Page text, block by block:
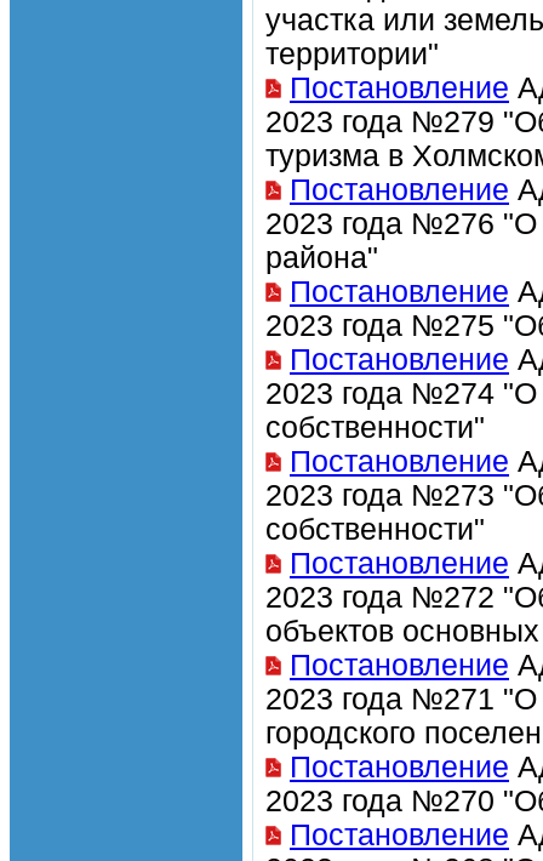
участка или
территории"
Постановление
2023 года №279
туризма в
Постановление
2023 года №276 "О
района"
Постановление
2023 года №275
Постановление
2023 года №274 "О
собственности"
Постановление
2023 года №273
собственности"
Постановление
2023 года №272
объектов
Постановление
2023 года №271 "О
городского
Постановление
2023 года №270
Постановление